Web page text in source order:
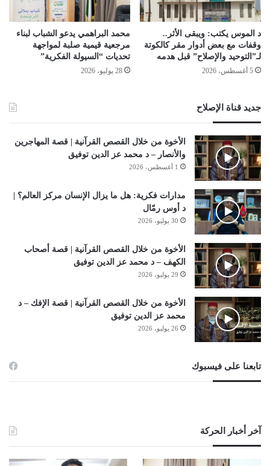
د الموس يكتب: ويبقى الأثر..
وقفات مع بعض أدوار مقر كالكوتة
لـ”التوحيد والإصلاح” قبل هدمه
5 أغسطس، 2026
محمد البراهمي يدعو الشباب لبناء
مرجعية قيمية صلبة لمواجهة
تحديات “السيولة الفكرية”
28 يوليو، 2026
جديد قناة الإصلاح
الأخوة من خلال القصص القرآنية | قصة المهاجرين
والأنصار – د محمد عز الدين توفيق
1 أغسطس، 2026
مدارات فكرية: هل ما يزال الإنسان مركز العالم؟ |
د أوس رمّال
30 يوليو، 2026
الأخوة من خلال القصص القرآنية | قصة أصحاب
الكهف – د محمد عز الدين توفيق
29 يوليو، 2026
الأخوة من خلال القصص القرآنية | قصة الإفك – د
محمد عز الدين توفيق
26 يوليو، 2026
تابعنا على فيسبوك
آخر أخبار الحركة